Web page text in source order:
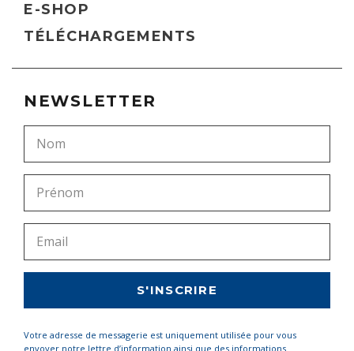
E-SHOP
TÉLÉCHARGEMENTS
NEWSLETTER
Votre adresse de messagerie est uniquement utilisée pour vous
envoyer notre lettre d’information ainsi que des informations